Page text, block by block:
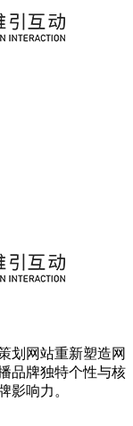
划网站重新塑造网
品牌独特个性与核
影响力。